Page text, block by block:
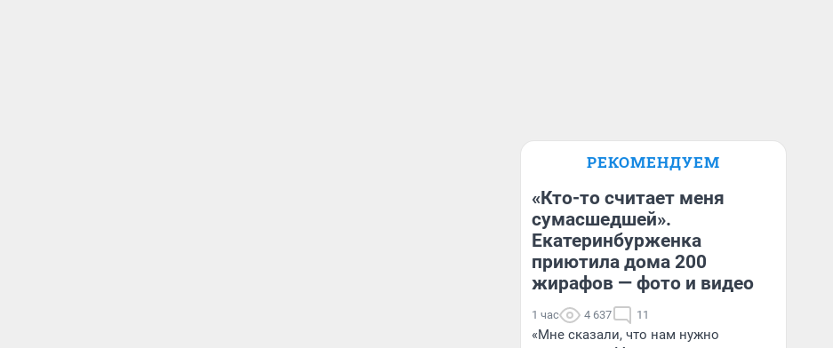
РЕКОМЕНДУЕМ
«Кто-то считает меня
сумасшедшей».
Екатеринбурженка
приютила дома 200
жирафов — фото и видео
1 час 4 637 11
«Мне сказали, что нам нужно